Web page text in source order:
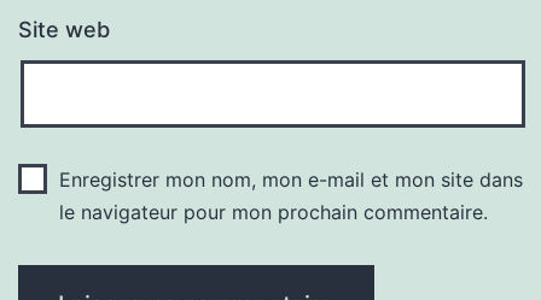
Site web
Enregistrer mon nom, mon e-mail et mon site dans
le navigateur pour mon prochain commentaire.